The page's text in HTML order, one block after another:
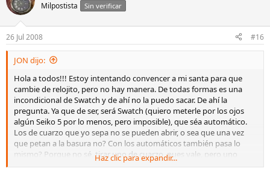
Milpostista Sin verificar
26 Jul 2008 #16
JON dijo:
Hola a todos!!! Estoy intentando convencer a mi santa para que
cambie de relojito, pero no hay manera. De todas formas es una
incondicional de Swatch y de ahí no la puedo sacar. De ahí la
pregunta. Ya que de ser, será Swatch (quiero meterle por los ojos
algún Seiko 5 por lo menos, pero imposible), que séa automático.
Los de cuarzo que yo sepa no se pueden abrir, o sea que una vez
que petan a la basura no? Con los automáticos también pasa lo
mismo? Porque no sé, tirar uno de cuarzo, pues vale, pero uno
automático pues como que ya me jode más ,aunque séa sencillito y
Haz clic para expandir...